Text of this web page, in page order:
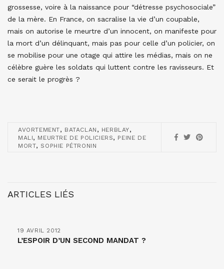
grossesse, voire à la naissance pour “détresse psychosociale”
de la mère. En France, on sacralise la vie d’un coupable,
mais on autorise le meurtre d’un innocent, on manifeste pour
la mort d’un délinquant, mais pas pour celle d’un policier, on
se mobilise pour une otage qui attire les médias, mais on ne
célèbre guère les soldats qui luttent contre les ravisseurs. Et
ce serait le progrès ?
AVORTEMENT, BATACLAN , HERBLAY,
MALI, MEURTRE DE POLICIERS, PEINE DE
MORT, SOPHIE PÉTRONIN
ARTICLES LIÉS
19 AVRIL 2012
L’ESPOIR D’UN SECOND MANDAT ?